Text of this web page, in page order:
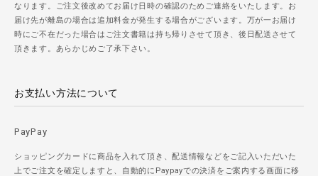
なります。ご注文後改めてお届け日時の確認のためご連絡をいたします。お
届け先が離島の場合は追加料金が発生する場合がございます。万が一お届け
時にご不在だった場合はご注文書籍は持ち帰りさせて頂き、後日配送させて
頂きます。あらかじめご了承下さい。
お支払い方法について
PayPay
ショッピングカードに商品を入れて頂き、配送情報などをご記入いただいた
上でご注文を確定しますと、自動的にPaypayでの決済をご案内する画面に移